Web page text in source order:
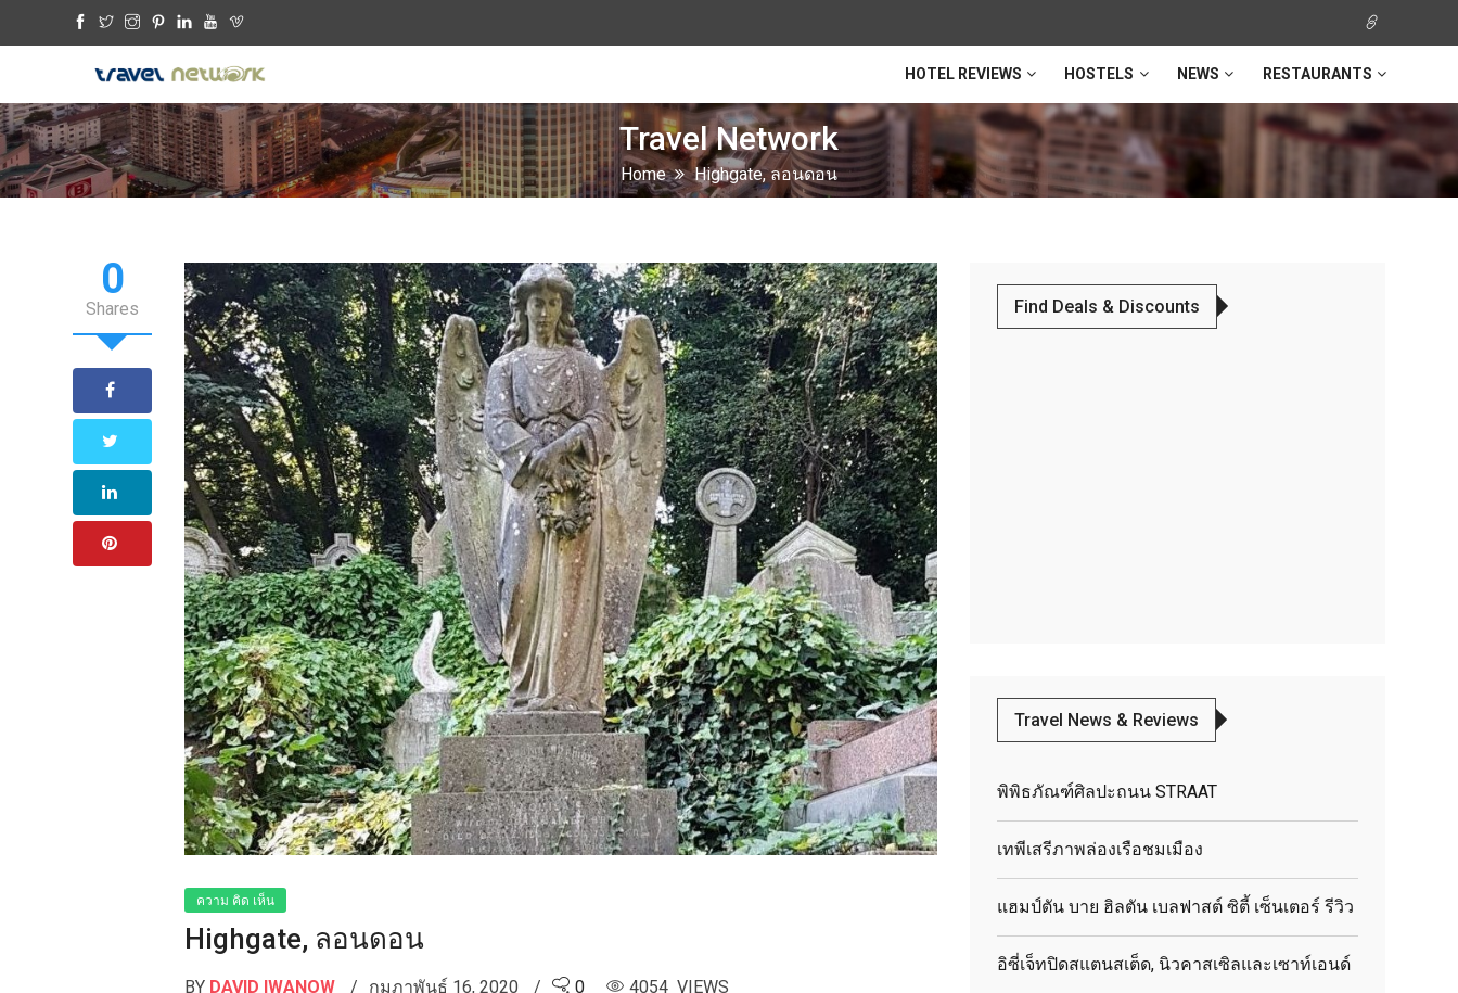
HOTEL REVIEWS HOSTELS NEWS RESTAURANTS
Travel Network
Home Highgate, ลอนดอน
0
Shares
ความ คิด เห็น
Highgate, ลอนดอน
BY DAVID IWANOW กุมภาพันธ์ 16, 2020 0 4054 VIEWS
Find Deals & Discounts
Travel News & Reviews
พิพิธภัณฑ์ศิลปะถนน STRAAT
เทพีเสรีภาพล่องเรือชมเมือง
แฮมป์ตัน บาย ฮิลตัน เบลฟาสต์ ซิตี้ เซ็นเตอร์ รีวิว
อิซี่เจ็ทปิดสแตนสเต็ด, นิวคาสเซิลและเซาท์เอนด์